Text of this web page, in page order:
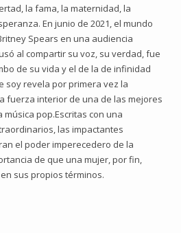
la fama, la maternidad, la
En junio de 2021, el mundo
Spears en una audiencia
al compartir su voz, su verdad, fue
de su vida y el de la de infinidad
soy revela por primera vez la
fuerza interior de una de las mejores
pop.Escritas con una
las impactantes
el poder imperecedero de la
de que una mujer, por fin,
sus propios términos.